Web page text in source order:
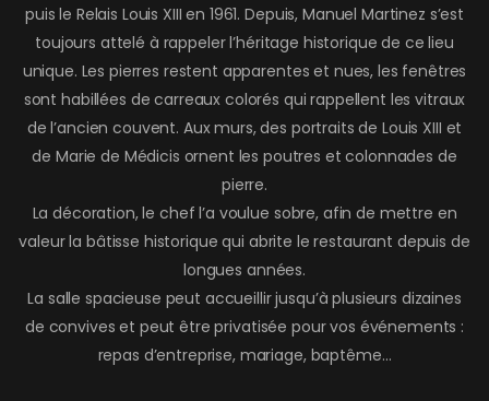
puis le Relais Louis XIII en 1961. Depuis, Manuel Martinez s’est
toujours attelé à rappeler l’héritage historique de ce lieu
unique. Les pierres restent apparentes et nues, les fenêtres
sont habillées de carreaux colorés qui rappellent les vitraux
de l’ancien couvent. Aux murs, des portraits de Louis XIII et
de Marie de Médicis ornent les poutres et colonnades de
pierre.
La décoration, le chef l’a voulue sobre, afin de mettre en
valeur la bâtisse historique qui abrite le restaurant depuis de
longues années.
La salle spacieuse peut accueillir jusqu’à plusieurs dizaines
de convives et peut être privatisée pour vos événements :
repas d’entreprise, mariage, baptême…